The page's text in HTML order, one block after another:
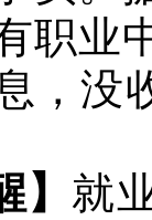
职业
，没
】 就